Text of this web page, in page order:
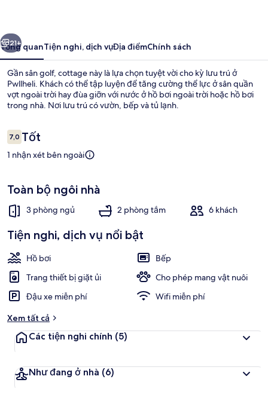
21+
Tổng quanTiện nghi, dịch vụĐịa điểmChính sách
Gần sân golf, cottage này là lựa chọn tuyệt vời cho kỳ lưu trú ở
Pwllheli. Khách có thể tập luyện để tăng cường thể lực ở sân quần
vợt ngoài trời hay đùa giỡn với nước ở hồ bơi ngoài trời hoặc hồ bơi
trong nhà. Nơi lưu trú có vườn, bếp và tủ lạnh.
Nhận
xét
7,07,0 trên 10,
Tốt
1 nhận xét bên ngoài
Toàn bộ ngôi nhà
3 phòng ngủ 2 phòng tắm 6 khách
Tiện nghi, dịch vụ nổi bật
Hồ bơi
Bếp
Trang thiết bị giặt ủi
Cho phép mang vật nuôi
Đậu xe miễn phí
Wifi miễn phí
Xem tất cả
Các tiện nghi chính (5)
Như đang ở nhà (6)